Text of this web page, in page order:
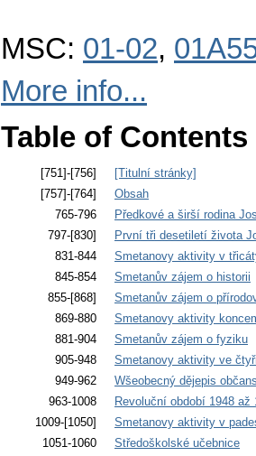
MSC: 01-02,
More info...
Table of Contents
[751]-[756]
[Titulní stránky]
[757]-[764]
Obsah
765-796
Předkové a širší rodina
797-[830]
První tři desetiletí života
831-844
Smetanovy aktivity v
845-854
Smetanův zájem o historii
855-[868]
Smetanův zájem o
869-880
Smetanovy aktivity
881-904
Smetanův zájem o fyziku
905-948
Smetanovy aktivity ve
949-962
Wšeobecný dějepis
963-1008
Revoluční období 1948 až
1009-[1050]
Smetanovy aktivity v
1051-1060
Středoškolské učebnice